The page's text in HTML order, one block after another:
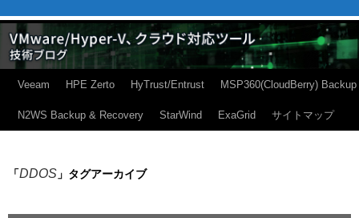
Veeam HPE Zerto HyTrust/Entrust MSP360(CloudBerry) Backup
N2WS Backup & Recovery StarWind ExaGrid サイトマップ
「DDOS 」タグアーカイブ